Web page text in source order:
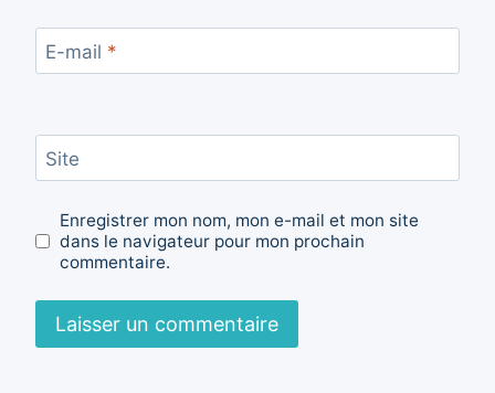
E-mail *
Site
Enregistrer mon nom, mon e-mail et mon site
dans le navigateur pour mon prochain
commentaire.